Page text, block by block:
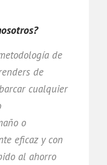
de
de
cualquier
o
eficaz y con
al ahorro